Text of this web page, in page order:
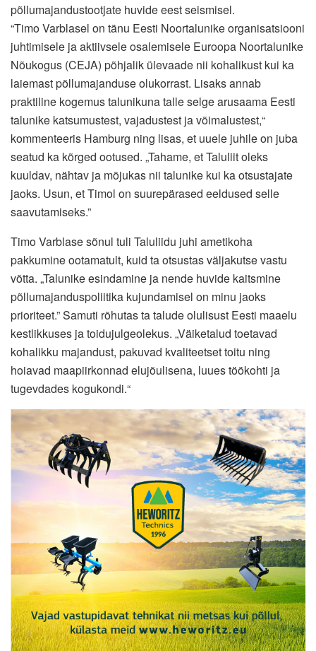
põllumajandustootjate huvide eest seismisel.
“Timo Varblasel on tänu Eesti Noortalunike organisatsiooni
juhtimisele ja aktiivsele osalemisele Euroopa Noortalunike
Nõukogus (CEJA) põhjalik ülevaade nii kohalikust kui ka
laiemast põllumajanduse olukorrast. Lisaks annab
praktiline kogemus talunikuna talle selge arusaama Eesti
talunike katsumustest, vajadustest ja võimalustest,“
kommenteeris Hamburg ning lisas, et uuele juhile on juba
seatud ka kõrged ootused. „Tahame, et Taluliit oleks
kuuldav, nähtav ja mõjukas nii talunike kui ka otsustajate
jaoks. Usun, et Timol on suurepärased eeldused selle
saavutamiseks.”
Timo Varblase sõnul tuli Taluliidu juhi ametikoha
pakkumine ootamatult, kuid ta otsustas väljakutse vastu
võtta. „Talunike esindamine ja nende huvide kaitsmine
põllumajanduspoliitika kujundamisel on minu jaoks
prioriteet.” Samuti rõhutas ta talude olulisust Eesti maaelu
kestlikkuses ja toidujulgeolekus. „Väiketalud toetavad
kohalikku majandust, pakuvad kvaliteetset toitu ning
hoiavad maapiirkonnad elujõulisena, luues töökohti ja
tugevdades kogukondi.“